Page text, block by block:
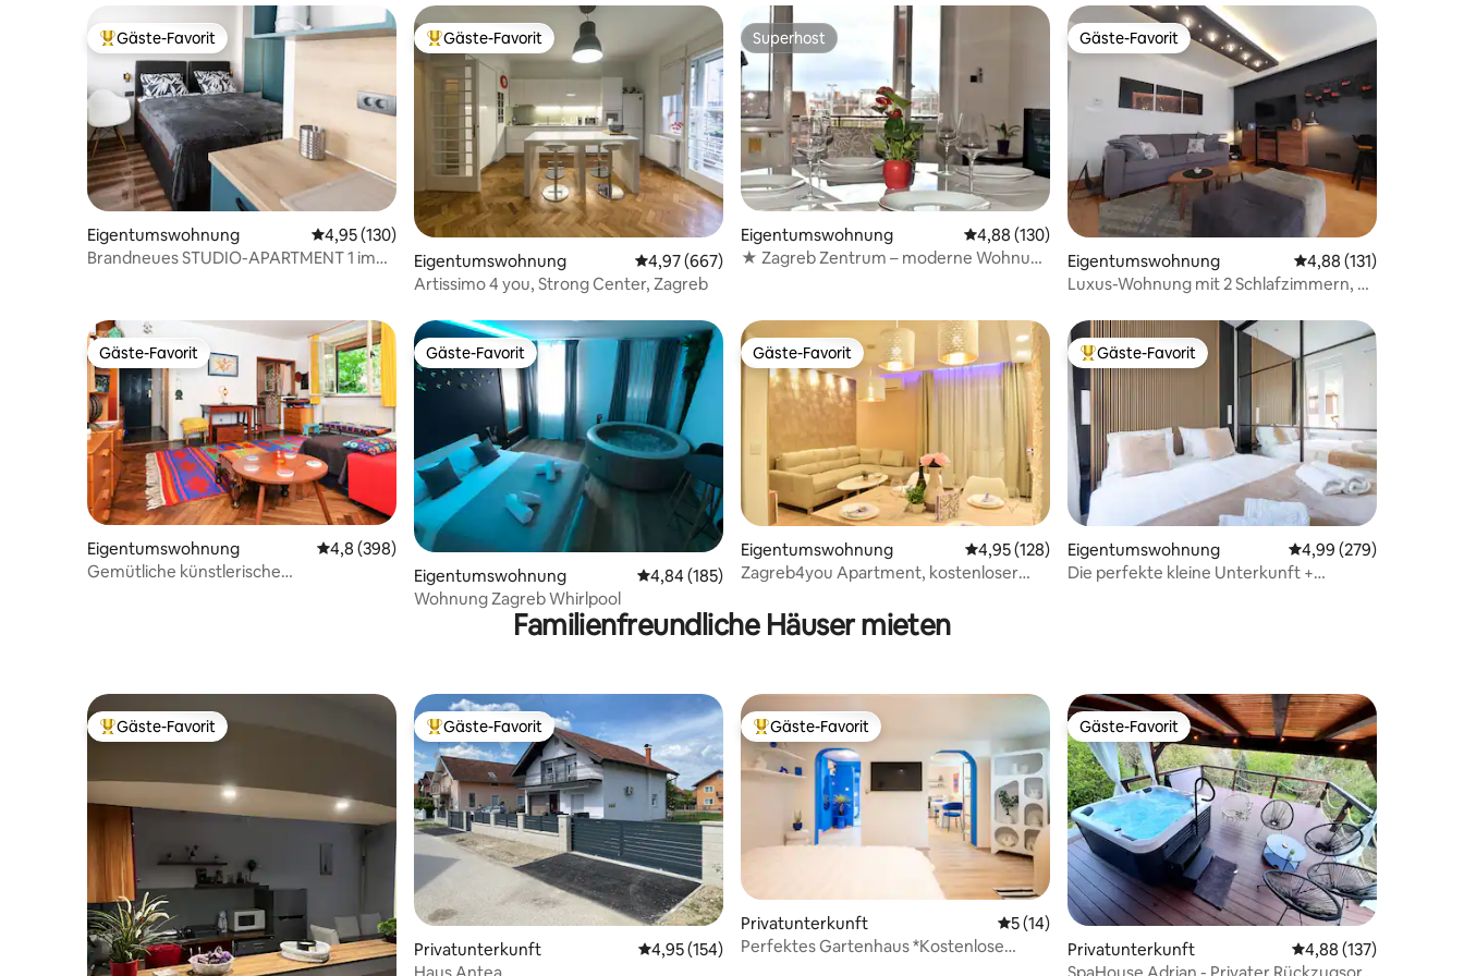
Beliebter Gäste-Favorit.
Gäste-Favorit
Eigentumswohnung Durchschnittliche Bewertung: 4,95 von 5, 130 Bewertungen
4,95 (130)
Brandneues STUDIO-APARTMENT 1 im
Beliebter Gäste-Favorit.
Gäste-Favorit
Eigentumswohnung Durchschnittliche Bewertung: 4,97 von 5, 667 Bewertungen
4,97 (667)
Artissimo 4 you, Strong Center, Zagreb
Superhost
Superhost
Eigentumswohnung Durchschnittliche Bewertung: 4,88 von 5, 130 Bewertungen
4,88 (130)
★ Zagreb Zentrum – moderne Wohnung
Gäste-Favorit
Gäste-Favorit
Eigentumswohnung Durchschnittliche
4,88 (131)
Luxus-Wohnung mit 2 Schlafzimmern, 6
Gäste-Favorit
Gäste-Favorit
Eigentumswohnung Durchschnittliche Bewertung: 4,8 von 5, 398 Bewertungen
4,8 (398)
Gemütliche künstlerische
Gäste-Favorit
Gäste-Favorit
Eigentumswohnung Durchschnittliche Bewertung: 4,84 von 5, 185 Bewertungen
4,84 (185)
Wohnung Zagreb Whirlpool
Gäste-Favorit
Gäste-Favorit
Eigentumswohnung Durchschnittliche Bewertung: 4,95 von 5, 128 Bewertungen
4,95 (128)
Zagreb4you Apartment, kostenloser
Beliebter Gäste-Favorit.
Gäste-Favorit
Eigentumswohnung Durchschnittliche
4,99 (279)
Die perfekte kleine Unterkunft +
Familienfreundliche Häuser mieten
Beliebter Gäste-Favorit.
Gäste-Favorit Beliebter Gäste-Favorit.
Gäste-Favorit
Privatunterkunft Durchschnittliche Bewertung: 4,95 von 5, 154 Bewertungen
4,95 (154)
Beliebter Gäste-Favorit.
Gäste-Favorit
Privatunterkunft Durchschnittliche Bewertung: 5 von 5, 14 Bewertungen
5 (14)
Perfektes Gartenhaus *Kostenlose
Gäste-Favorit
Gäste-Favorit
Privatunterkunft Durchschnittliche
4,88 (137)